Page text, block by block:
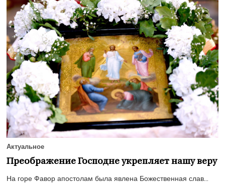
Актуальное
Преображение Господне укрепляет нашу веру
На горе Фавор апостолам была явлена Божественная слав...